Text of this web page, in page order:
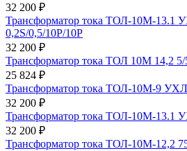
32 200 ₽
Трансформатор тока ТОЛ-10М-13.1
0,2S/0,5/10Р/10Р
32 200 ₽
Трансформатор тока ТОЛ 10М 14,2
25 824 ₽
Трансформатор тока ТОЛ-10М-9
32 200 ₽
Трансформатор тока ТОЛ-10М-13.1
32 200 ₽
Трансформатор тока ТОЛ-10М-12,2